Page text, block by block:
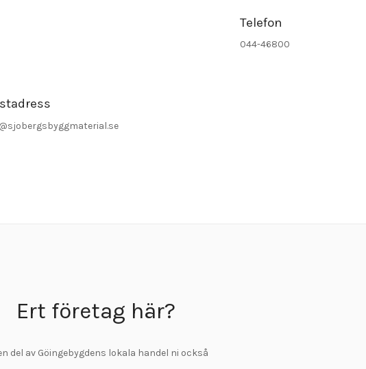
Telefon
044-46800
Ert företag här?
del av Göingebygdens lokala handel ni också